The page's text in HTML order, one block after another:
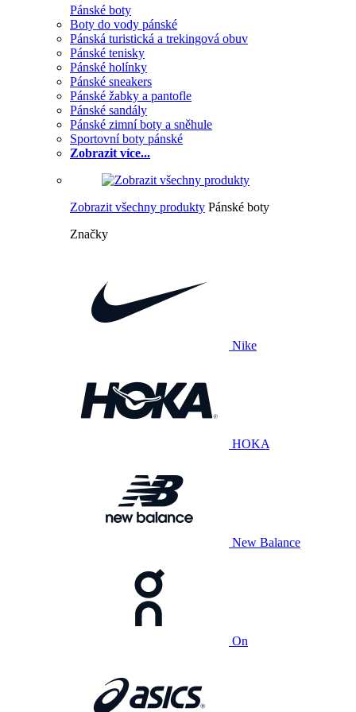
Pánské boty
Boty do vody pánské
Pánská turistická a trekingová obuv
Pánské tenisky
Pánské holínky
Pánské sneakers
Pánské žabky a pantofle
Pánské sandály
Pánské zimní boty a sněhule
Sportovní boty pánské
Zobrazit více...
Zobrazit všechny produkty Pánské boty
Značky
Nike
HOKA
New Balance
On